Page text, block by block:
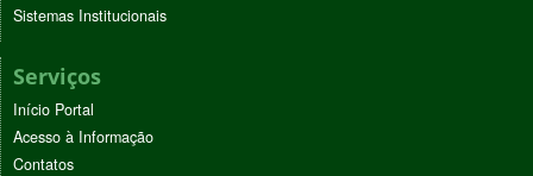
Sistemas Institucionais
Serviços
Início Portal
Acesso à Informação
Contatos